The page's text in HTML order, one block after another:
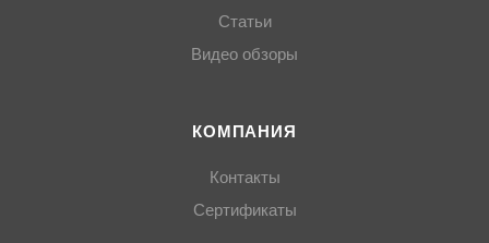
Статьи
Видео обзоры
КОМПАНИЯ
Контакты
Сертификаты